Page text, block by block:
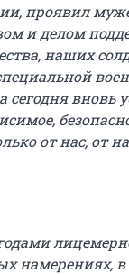
проявил
и делом
наших
сегодня вновь
от нас, от
намерениях,